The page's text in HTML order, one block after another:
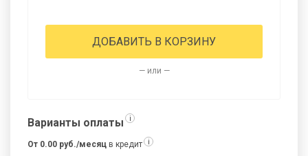
ДОБАВИТЬ В КОРЗИНУ
— или —
Варианты оплаты i
От 0.00 руб./месяц в кредит i